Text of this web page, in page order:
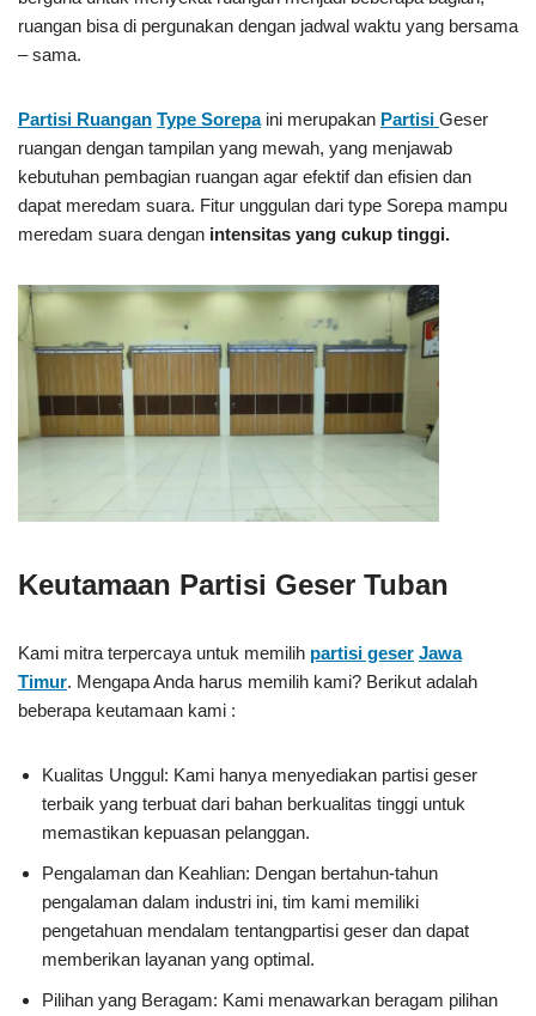
ruangan bisa di pergunakan dengan jadwal waktu yang bersama
– sama.
Partisi Ruangan Type Sorepaini merupakan Partisi Geser
ruangan dengan tampilan yang mewah, yang menjawab
kebutuhan pembagian ruangan agar efektif dan efisien dan
dapat meredam suara. Fitur unggulan dari type Sorepa mampu
meredam suara dengan intensitas yang cukup tinggi.
Keutamaan Partisi Geser Tuban
Kami mitra terpercaya untuk memilih partisi geser Jawa
Timur. Mengapa Anda harus memilih kami? Berikut adalah
beberapa keutamaan kami :
Kualitas Unggul: Kami hanya menyediakan partisi geser
terbaik yang terbuat dari bahan berkualitas tinggi untuk
memastikan kepuasan pelanggan.
Pengalaman dan Keahlian: Dengan bertahun-tahun
pengalaman dalam industri ini, tim kami memiliki
pengetahuan mendalam tentangpartisi geser dan dapat
memberikan layanan yang optimal.
Pilihan yang Beragam: Kami menawarkan beragam pilihan